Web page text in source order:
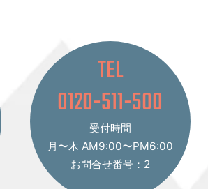
TEL
0120-511-500
受付時間
月〜木 AM9:00〜PM6:00
お問合せ番号：2